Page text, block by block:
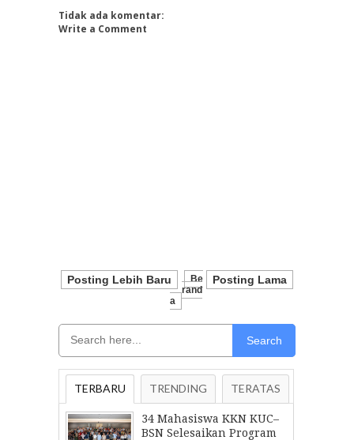
Tidak ada komentar:
Write a Comment
Posting Lebih Baru Posting Lama
Be
Rand
A
Search
TERBARU TRENDING TERATAS
34 Mahasiswa KKN KUC–
BSN Selesaikan Program